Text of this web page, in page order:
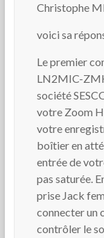
Christophe
voici sa
Le premier
LN2MIC-
société
votre Zoom
votre
boîtier en
entrée de
pas saturée.
prise Jack
connecter un
contrôler le